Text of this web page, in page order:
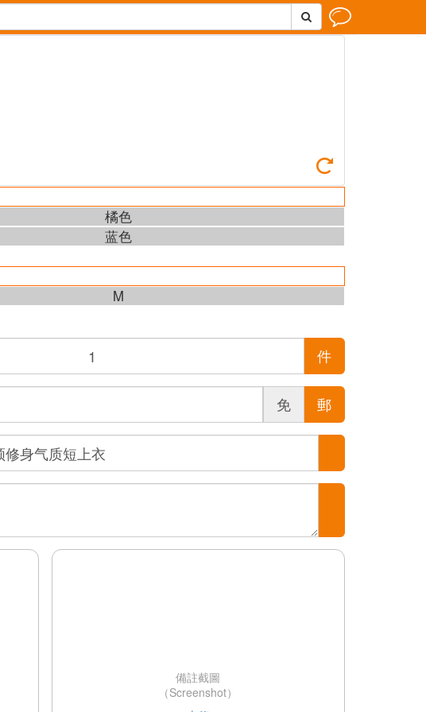
 

橘色
蓝色
M
件
免 郵
備註截圖
（Screenshot）